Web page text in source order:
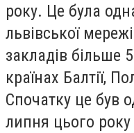
року. Це була
львівської
закладів більше
країнах Балтії,
Спочатку це був
липня цього року